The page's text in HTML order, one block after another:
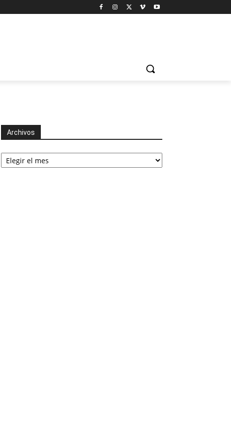
Archivos
Archivos